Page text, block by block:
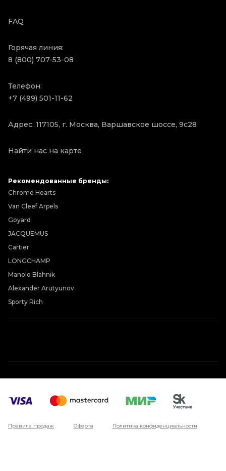
FAQ
Горячая линия:
8 (800) 707-53-08
Телефон:
+7 (499) 501-11-62
Адрес: 117105, г. Москва, Варшавское шоссе, 9с28
Найти нас на карте
Рекомендованные бренды:
Chrome Hearts
Van Cleef Arpels
Goyard
JACQUEMUS
Cartier
LONGCHAMP
Manolo Blahnik
Alexander Arutyunov
Sporty Rich
Правила продаж Оферта Политика конфиденциальности